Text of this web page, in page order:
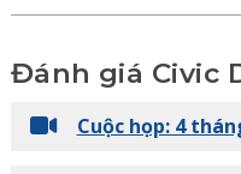
Cuộc họp: 16
Cuộc họp: 19
Cuộc họp: Ngày
Đánh giá Civic
Cuộc họp: 4